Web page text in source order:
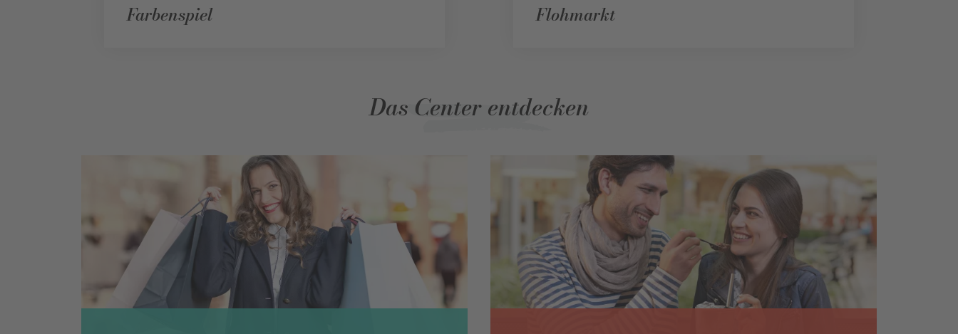
Farbenspiel Flohmarkt
Das Center entdecken